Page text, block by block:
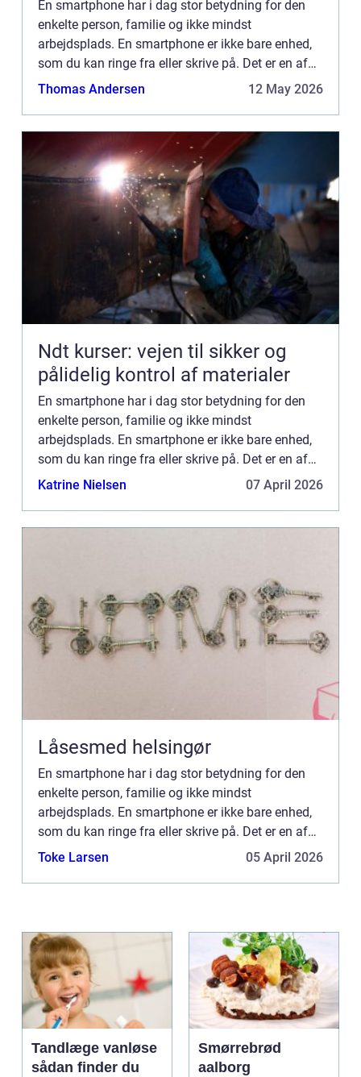
En smartphone har i dag stor betydning for den
enkelte person, familie og ikke mindst
arbejdsplads. En smartphone er ikke bare enhed,
som du kan ringe fra eller skrive på. Det er en af
de stærkeste computer, som du oven i købet kan
Thomas Andersen 12 May 2026
Ndt kurser: vejen til sikker og
pålidelig kontrol af materialer
En smartphone har i dag stor betydning for den
enkelte person, familie og ikke mindst
arbejdsplads. En smartphone er ikke bare enhed,
som du kan ringe fra eller skrive på. Det er en af
de stærkeste computer, som du oven i købet kan
Katrine Nielsen 07 April 2026
Låsesmed helsingør
En smartphone har i dag stor betydning for den
enkelte person, familie og ikke mindst
arbejdsplads. En smartphone er ikke bare enhed,
som du kan ringe fra eller skrive på. Det er en af
de stærkeste computer, som du oven i købet kan
Toke Larsen 05 April 2026
Tandlæge vanløse
sådan finder du
Smørrebrød
aalborg